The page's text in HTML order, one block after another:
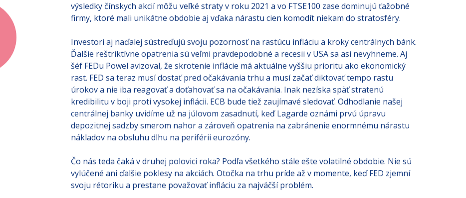
skoro 30%. Na našej strane Atlantiku to nevyzerá oveľa lepšie. Paneurópsky index STOXX
600 odpísal 14.5% a nemecký DAX 20%. No a výkonnosť Hong-Kongského indexu HSI, ktorý
je v strate len -4% a britského FTSE 100 so stratou -1.3%, je skôr výnimkou. Za lepšie
výsledky čínskych akcií môžu veľké straty v roku 2021 a vo FTSE100 zase dominujú ťažobné
firmy, ktoré mali unikátne obdobie aj vďaka nárastu cien komodít niekam do stratosféry.
Investori aj naďalej sústreďujú svoju pozornosť na rastúcu infláciu a kroky centrálnych bánk.
Ďalšie reštriktívne opatrenia sú veľmi pravdepodobné a recesii v USA sa asi nevyhneme. Aj
šéf FEDu Powel avizoval, že skrotenie inflácie má aktuálne vyššiu prioritu ako ekonomický
rast. FED sa teraz musí dostať pred očakávania trhu a musí začať diktovať tempo rastu
úrokov a nie iba reagovať a doťahovať sa na očakávania. Inak nezíska späť stratenú
kredibilitu v boji proti vysokej inflácii. ECB bude tiež zaujímavé sledovať. Odhodlanie našej
centrálnej banky uvidíme už na júlovom zasadnutí, keď Lagarde oznámi prvú úpravu
depozitnej sadzby smerom nahor a zároveň opatrenia na zabránenie enormnému nárastu
nákladov na obsluhu dlhu na periférii eurozóny.
Čo nás teda čaká v druhej polovici roka? Podľa všetkého stále ešte volatilné obdobie. Nie sú